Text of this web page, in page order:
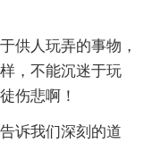
供人玩弄的事物，
，不能沉迷于玩
伤悲啊！
诉我们深刻的道